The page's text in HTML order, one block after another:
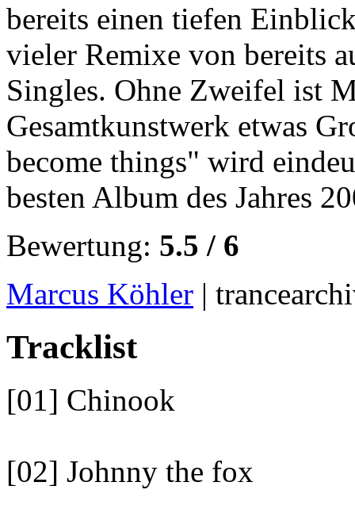
bereits einen tiefen
vieler Remixe von bereits
Singles. Ohne Zweifel ist
Gesamtkunstwerk etwas
become things" wird
besten Album des Jahres
Bewertung: 5.5 / 6
Marcus Köhler |
Tracklist
[01] Chinook
[02] Johnny the fox